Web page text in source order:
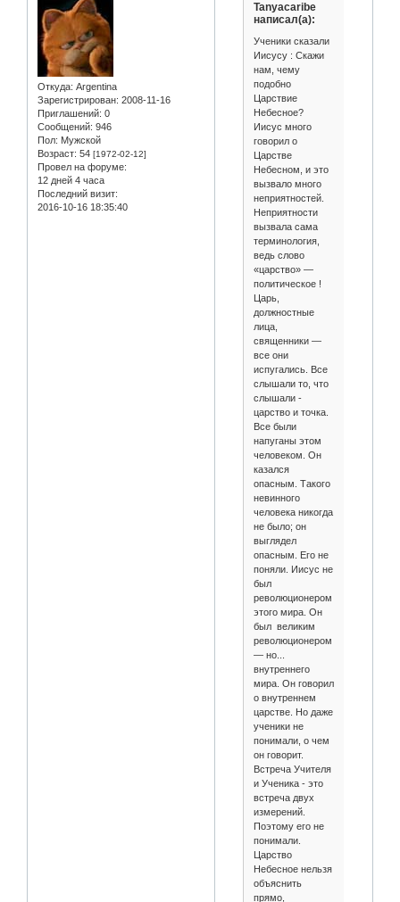
Откуда: Argentina
Зарегистрирован: 2008-11-16
Приглашений: 0
Сообщений: 946
Пол: Мужской
Возраст: 54 [1972-02-12]
Провел на форуме:
12 дней 4 часа
Последний визит:
2016-10-16 18:35:40
Tanyacaribe
написал(а):
Ученики сказали
Иисусу : Скажи
нам, чему
подобно
Царствие
Небесное?
Иисус много
говорил о
Царстве
Небесном, и это
вызвало много
неприятностей.
Неприятности
вызвала сама
терминология,
ведь слово
«царство» —
политическое !
Царь,
должностные
лица,
священники —
все они
испугались. Все
слышали то, что
слышали -
царство и точка.
Все были
напуганы этом
человеком. Он
казался
опасным. Такого
невинного
человека никогда
не было; он
выглядел
опасным. Его не
поняли. Иисус не
был
революционером
этого мира. Он
был великим
революционером
— но...
внутреннего
мира. Он говорил
о внутреннем
царстве. Но даже
ученики не
понимали, о чем
он говорит.
Встреча Учителя
и Ученика - это
встреча двух
измерений.
Поэтому его не
понимали.
Царство
Небесное нельзя
объяснить
прямо,